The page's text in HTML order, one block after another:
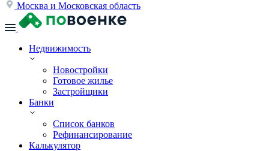
Москва и Московская область
Недвижимость
Новостройки
Готовое жилье
Застройщики
Банки
Список банков
Рефинансирование
Калькулятор